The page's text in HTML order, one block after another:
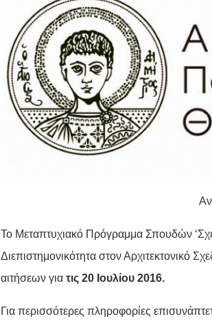
Το Μεταπτυχιακό Πρόγραμμα Σπουδών
Διεπιστημονικότητα στον Αρχιτεκτονικό
αιτήσεων για τις 20 Ιουλίου 2016.
Για περισσότερες πληροφορίες